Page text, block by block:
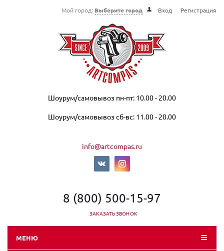
Мой город: Выберите город Вход Регистрация
Шоурум/самовывоз пн-пт: 10.00 - 20.00
Шоурум/самовывоз сб-вс: 11.00 - 20.00
info@artcompas.ru
8 (800) 500-15-97
ЗАКАЗАТЬ ЗВОНОК
МЕНЮ